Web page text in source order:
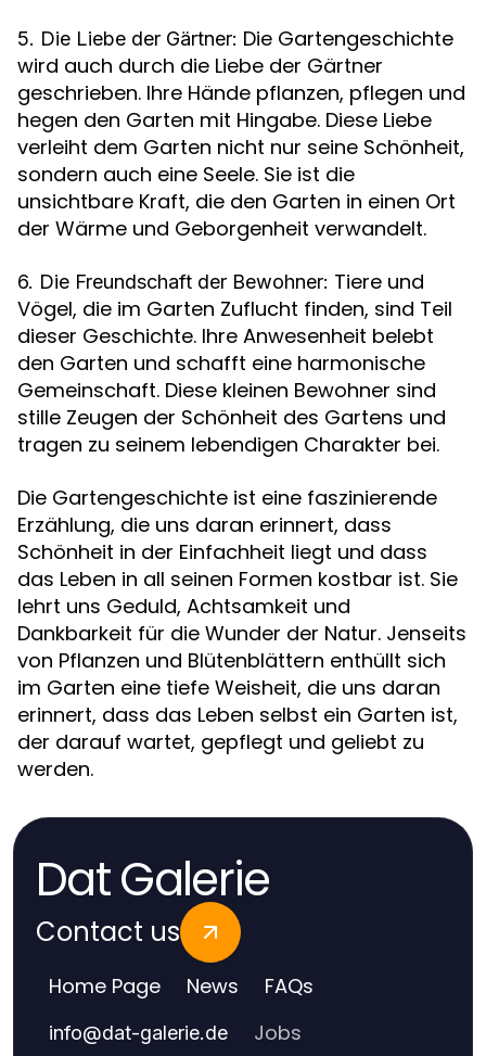
5. Die Liebe der Gärtner: Die Gartengeschichte
wird auch durch die Liebe der Gärtner
geschrieben. Ihre Hände pflanzen, pflegen und
hegen den Garten mit Hingabe. Diese Liebe
verleiht dem Garten nicht nur seine Schönheit,
sondern auch eine Seele. Sie ist die
unsichtbare Kraft, die den Garten in einen Ort
der Wärme und Geborgenheit verwandelt.
6. Die Freundschaft der Bewohner: Tiere und
Vögel, die im Garten Zuflucht finden, sind Teil
dieser Geschichte. Ihre Anwesenheit belebt
den Garten und schafft eine harmonische
Gemeinschaft. Diese kleinen Bewohner sind
stille Zeugen der Schönheit des Gartens und
tragen zu seinem lebendigen Charakter bei.
Die Gartengeschichte ist eine faszinierende
Erzählung, die uns daran erinnert, dass
Schönheit in der Einfachheit liegt und dass
das Leben in all seinen Formen kostbar ist. Sie
lehrt uns Geduld, Achtsamkeit und
Dankbarkeit für die Wunder der Natur. Jenseits
von Pflanzen und Blütenblättern enthüllt sich
im Garten eine tiefe Weisheit, die uns daran
erinnert, dass das Leben selbst ein Garten ist,
der darauf wartet, gepflegt und geliebt zu
werden.
Dat Galerie
Contact us
Home Page News FAQs
info@dat-galerie.de Jobs